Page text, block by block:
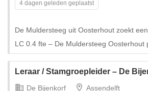
4 dagen geleden geplaatst
De Muldersteeg uit Oosterhout zoekt
LC 0.4 fte – De Muldersteeg Oosterhout
Leraar / Stamgroepleider – De
De Bijenkorf Assendelft